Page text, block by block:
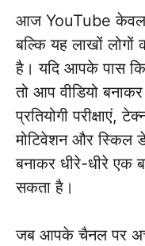
आज YouTube केवल
बल्कि यह लाखों
है। यदि आपके पास
तो आप वीडियो
प्रतियोगी परीक्षाएं,
मोटिवेशन और स्किल
बनाकर धीरे-धीरे एक
सकता है।
जब आपके चैनल पर